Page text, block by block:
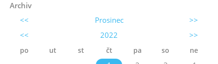
Archiv
<<
Prosinec
>>
<<
2022 >>
po ut st čt pa so ne